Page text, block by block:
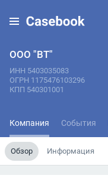
ООО "ВТ"
ИНН 5403035083
ОГРН 1175476103296
КПП 540301001
Компания События
Обзор Информация